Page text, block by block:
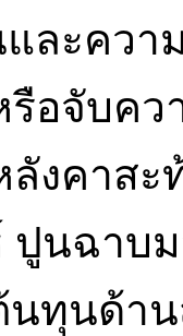
ละคว
รือจับค
งคาสะ
ปูนฉาบ
นทุนด้า